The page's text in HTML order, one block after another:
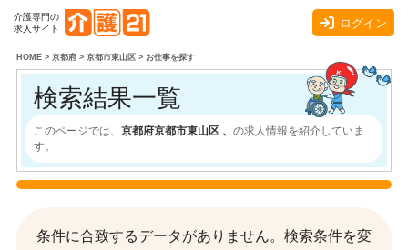
介護専門の
求人サイト
ログイン
HOME> 京都府> 京都市東山区> お仕事を探す
検索結果一覧
このページでは、 京都府京都市東山区 、 の求人情報を紹介していま
す。
条件に合致するデータがありません。検索条件を変